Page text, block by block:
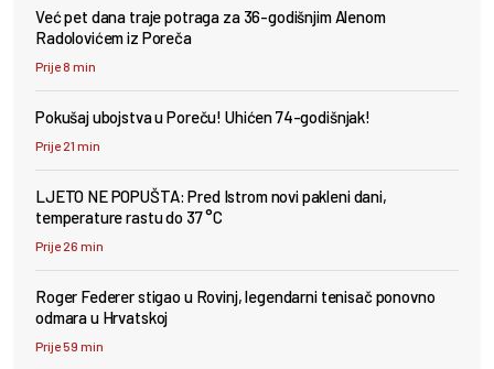
Već pet dana traje potraga za 36-godišnjim Alenom
Radolovićem iz Poreča
Prije 8 min
Pokušaj ubojstva u Poreču! Uhićen 74-godišnjak!
Prije 21 min
LJETO NE POPUŠTA: Pred Istrom novi pakleni dani,
temperature rastu do 37 °C
Prije 26 min
Roger Federer stigao u Rovinj, legendarni tenisač ponovno
odmara u Hrvatskoj
Prije 59 min